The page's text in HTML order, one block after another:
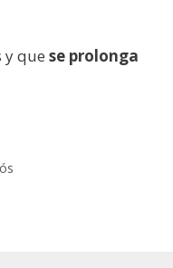
y que se prolonga